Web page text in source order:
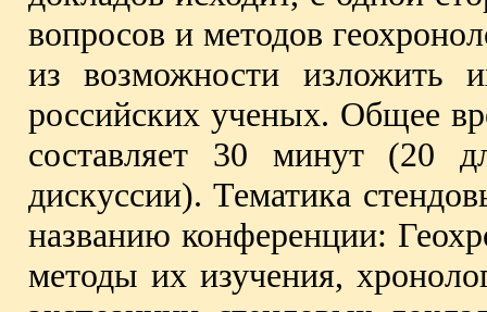
вопросов и методов
из возможности изложить
российских ученых. Общее
составляет 30 минут (20
дискуссии). Тематика
названию конференции:
методы их изучения,